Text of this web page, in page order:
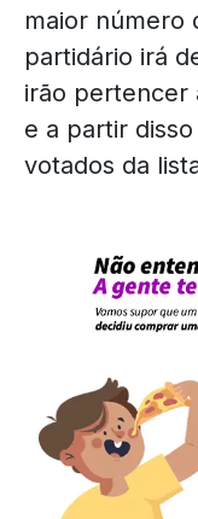
maior número
partidário irá
irão pertencer
e a partir
votados da